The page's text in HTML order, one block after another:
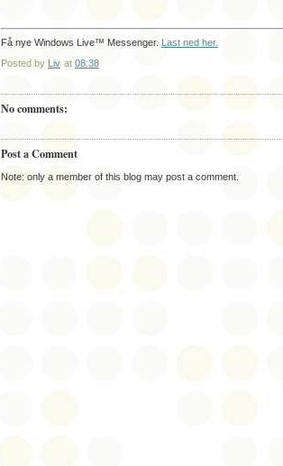
Få nye Windows Live™ Messenger. Last ned her.
Posted by
Liv at 08:38
No comments:
Post a Comment
Note: only a member of this blog may post a comment.